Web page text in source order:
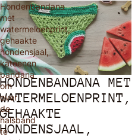
Hondenbandana
met
watermeloenprint,
gehaakte
hondensjaal,
katoenen
bandana
om
over
de
halsband
te
HONDENBANDANA MET
WATERMELOENPRINT,
GEHAAKTE
HONDENSJAAL,